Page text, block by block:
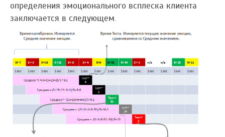
определения эмоционального всплеска клиента
заключается в следующем.